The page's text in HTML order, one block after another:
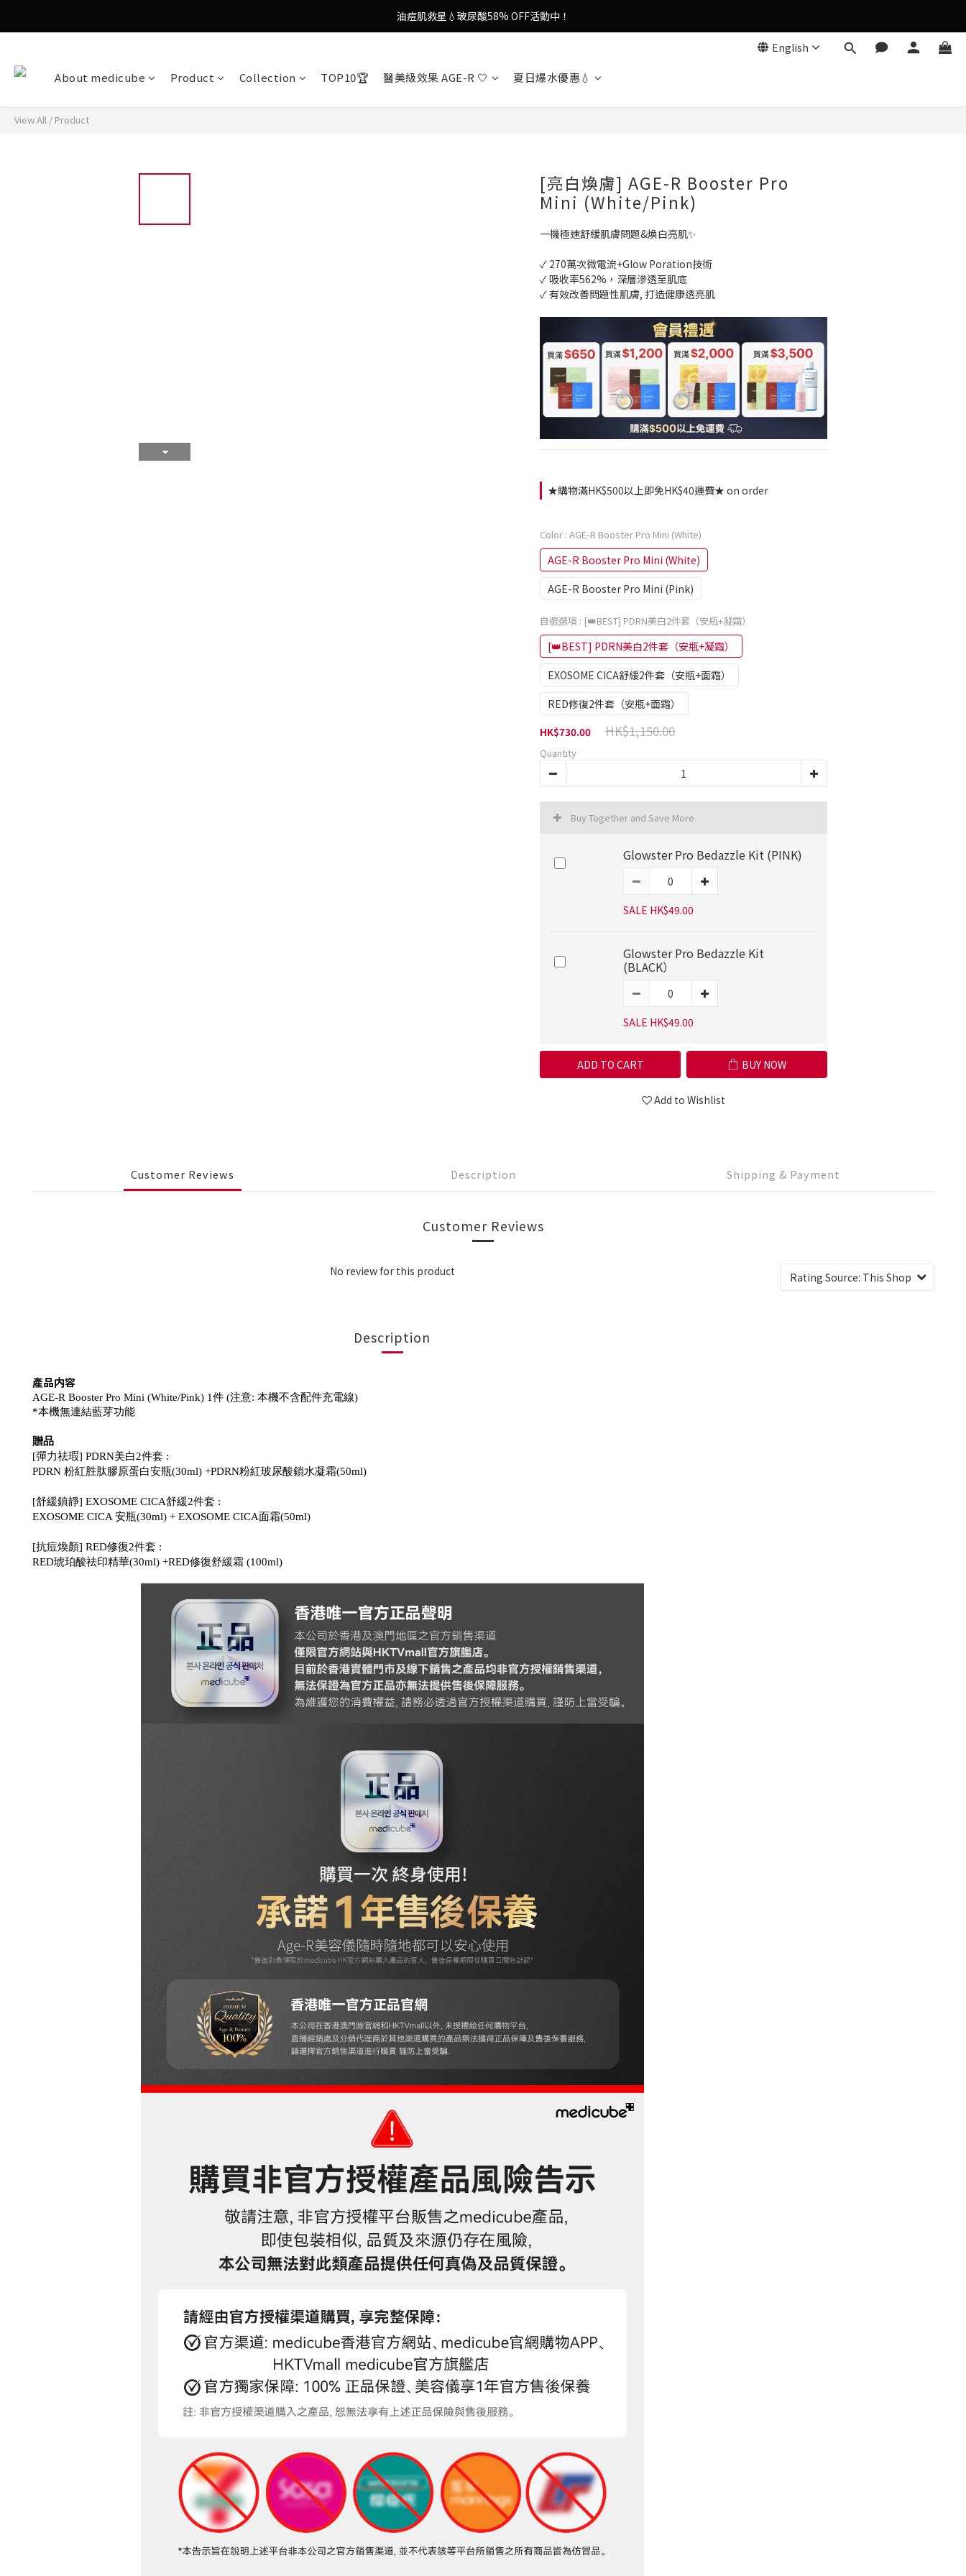
9in1多功能美容儀🌸護膚效果UP！
果凍噴霧！一噴即現美白光透肌✨
English
About medicube Product Collection TOP10🏆 醫美級效果 AGE-R 🤍 夏日爆水優惠💧
View All / Product
[亮白煥膚] AGE-R Booster Pro
Mini (White/Pink)
一機極速舒緩肌膚問題&煥白亮肌✨
✓ 270萬次微電流+Glow Poration技術​
✓ 吸收率562%，深層滲透至肌底​
✓ 有效改善問題性肌膚, 打造健康透亮肌
★購物滿HK$500以上即免HK$40運費★ on order
Color : AGE-R Booster Pro Mini (White)
AGE-R Booster Pro Mini (White)
AGE-R Booster Pro Mini (Pink)
自選選項 : [👑BEST] PDRN美白2件套（安瓶+凝霜）
[👑BEST] PDRN美白2件套（安瓶+凝霜）
EXOSOME CICA舒緩2件套（安瓶+面霜）
RED修復2件套（安瓶+面霜）
HK$1,150.00
HK$730.00
Quantity
Buy Together and Save More
Glowster Pro Bedazzle Kit (PINK)
SALE HK$49.00
Glowster Pro Bedazzle Kit
(BLACK）
SALE HK$49.00
ADD TO CART BUY NOW
Add to Wishlist
Customer Reviews Description Shipping & Payment
Customer Reviews
No review for this product
Description
產品内容
AGE-R Booster Pro Mini (White/Pink) 1件 (注意: 本機不含配件充電線)
*本機無連結藍芽功能
贈品
[彈力祛瑕] PDRN美白2件套 :
PDRN 粉紅胜肽膠原蛋白安瓶(30ml) +PDRN粉紅玻尿酸鎖水凝霜(50ml)
[舒緩鎮靜] EXOSOME CICA舒緩2件套 :
EXOSOME CICA 安瓶(30ml) + EXOSOME CICA面霜(50ml)
[抗痘煥顏] RED修復2件套 :
RED琥珀酸祛印精華(30ml) +RED修復舒緩霜 (100ml)